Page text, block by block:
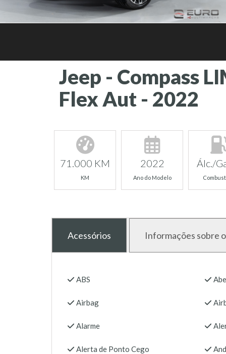
Jeep - Compass
Flex Aut - 2022
71.000 KM
KM
2022
Ano do Modelo
Álc./
Acessórios Informações sobre
ABS
Airbag
Alarme
Alerta de Ponto Cego